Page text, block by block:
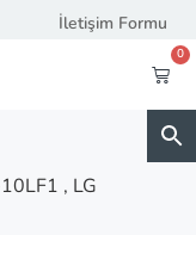
İletişim Formu
0
, LG